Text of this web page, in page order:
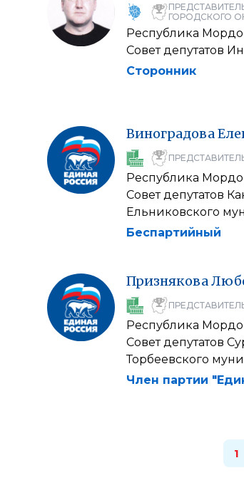
ГОРОДСКОГО
Республика
Совет депутатов
Сторонник
Виноградова
Республика
Совет депутатов
Ельниковского
Беспартийный
Признякова
Республика
Совет депутатов
Торбеевского
Член партии
1